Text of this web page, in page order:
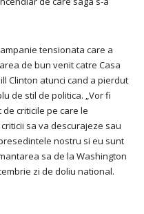
tensionata care a
de bun venit catre Casa
Clinton atunci cand a pierdut
de stil de politica. „Vor fi
criticile pe care le
sa va descurajeze sau
nostru si eu sunt
sa de la Washington
zi de doliu national.